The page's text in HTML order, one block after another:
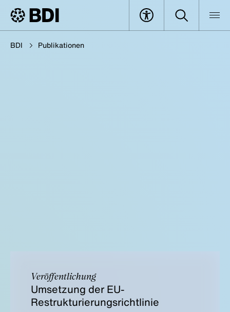
BDI Publikationen
Veröffentlichung
Umsetzung der EU-
Restrukturierungsrichtlinie